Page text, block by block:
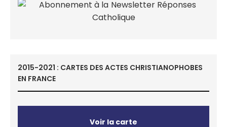
2015-2021 : CARTES DES ACTES CHRISTIANOPHOBES
EN FRANCE
Voir la carte